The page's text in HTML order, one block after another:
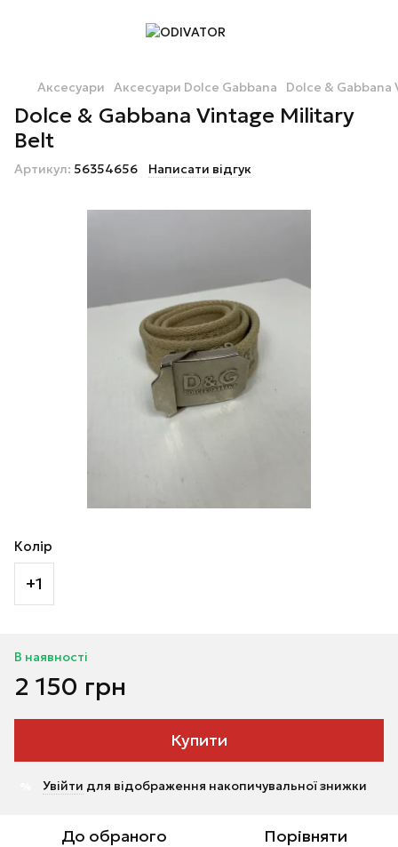
Аксесуари Аксесуари Dolce Gabbana Dolce &
Dolce & Gabbana Vintage Military
Belt
Артикул: 56354656 Написати відгук
Колір
+1
В наявності
2 150 грн
Купити
Увійти для відображення накопичувальної знижки
До обраного Порівняти